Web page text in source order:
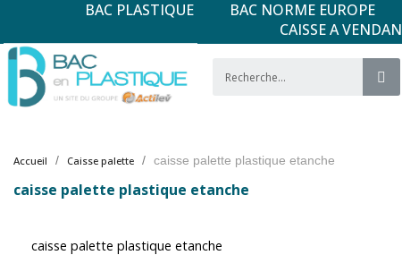
BAC PLASTIQUE BAC NORME EUROPE
CAISSE A
Accueil Caisse palette caisse palette plastique etanche
caisse palette plastique etanche
caisse palette plastique etanche